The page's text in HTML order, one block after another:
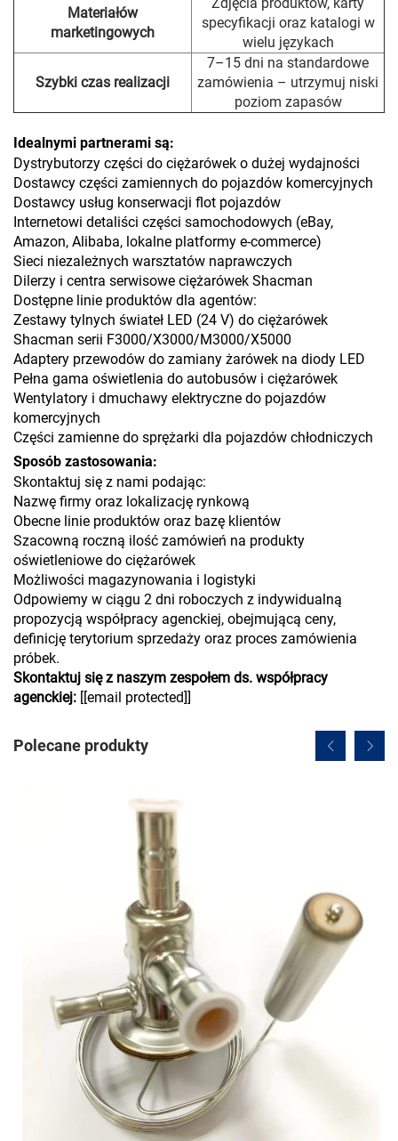
Materiałów
marketingowych
specyfikacji oraz katalogi w
wielu językach
Szybki czas realizacji
7–15 dni na standardowe
zamówienia – utrzymuj niski
poziom zapasów
Idealnymi partnerami są:
Dystrybutorzy części do ciężarówek o dużej wydajności
Dostawcy części zamiennych do pojazdów komercyjnych
Dostawcy usług konserwacji flot pojazdów
Internetowi detaliści części samochodowych (eBay,
Amazon, Alibaba, lokalne platformy e-commerce)
Sieci niezależnych warsztatów naprawczych
Dilerzy i centra serwisowe ciężarówek Shacman
Dostępne linie produktów dla agentów:
Zestawy tylnych świateł LED (24 V) do ciężarówek
Shacman serii F3000/X3000/M3000/X5000
Adaptery przewodów do zamiany żarówek na diody LED
Pełna gama oświetlenia do autobusów i ciężarówek
Wentylatory i dmuchawy elektryczne do pojazdów
komercyjnych
Części zamienne do sprężarki dla pojazdów chłodniczych
Sposób zastosowania:
Skontaktuj się z nami podając:
Nazwę firmy oraz lokalizację rynkową
Obecne linie produktów oraz bazę klientów
Szacowną roczną ilość zamówień na produkty
oświetleniowe do ciężarówek
Możliwości magazynowania i logistyki
Odpowiemy w ciągu 2 dni roboczych z indywidualną
propozycją współpracy agenckiej, obejmującą ceny,
definicję terytorium sprzedaży oraz proces zamówienia
próbek.
Skontaktuj się z naszym zespołem ds. współpracy
agenckiej: [[email protected]]
Polecane produkty